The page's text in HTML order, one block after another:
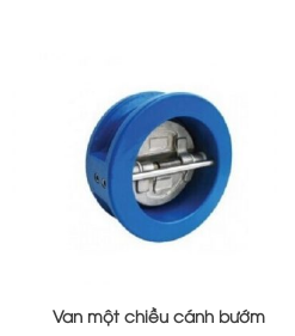
Van một chiều cánh bướm